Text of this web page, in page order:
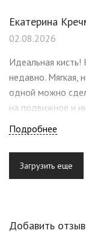
Екатерина
02.08.2026
Идеальная
недавно. Мягкая,
одной можно
на подвижное и
поправить
конкурирует с
Подробнее
Загрузить еще
Добавить отзыв